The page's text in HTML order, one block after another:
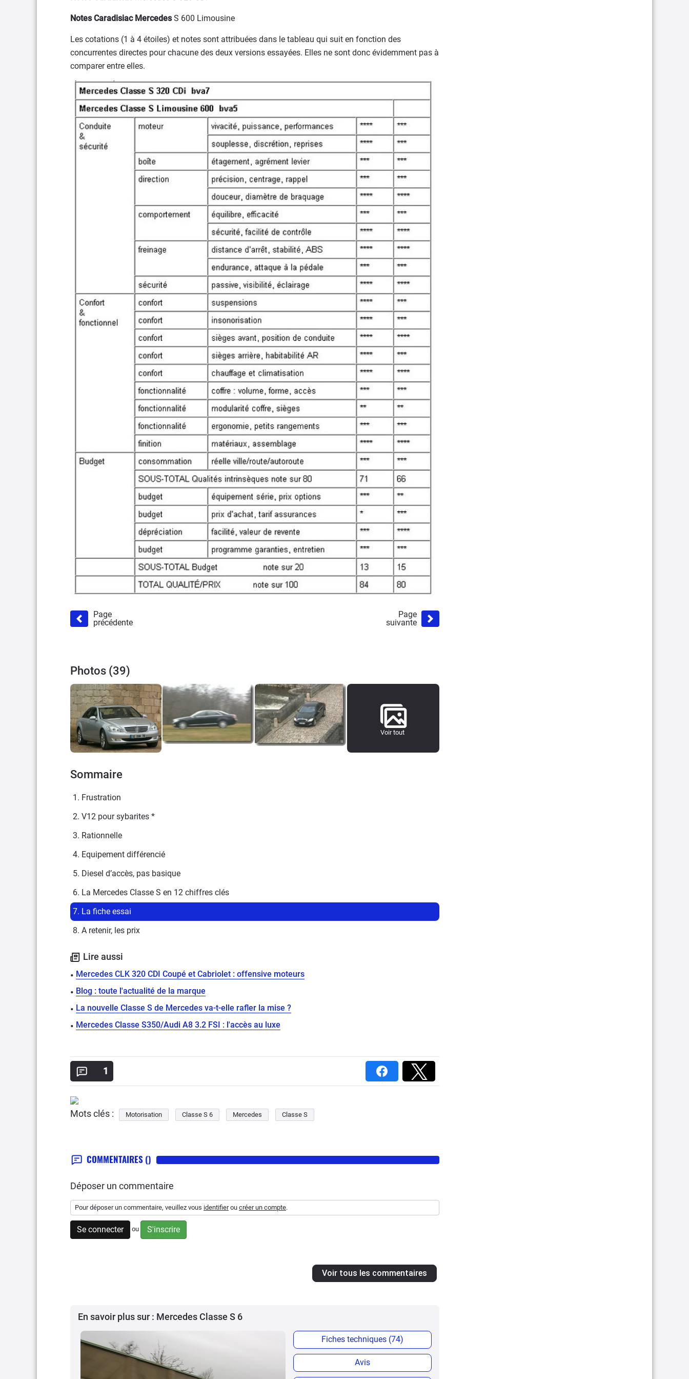
Notes Caradisiac MercedesS 600 Limousine
Les cotations (1 à 4 étoiles) et notes sont attribuées dans le tableau qui suit en fonction des
concurrentes directes pour chacune des deux versions essayées. Elles ne sont donc évidemment pas à
comparer entre elles.
Page
précédente
Page
suivante
Photos (39)
Voir tout
Sommaire
1. Frustration
2. V12 pour sybarites *
3. Rationnelle
4. Equipement différencié
5. Diesel d’accès, pas basique
6. La Mercedes Classe S en 12 chiffres clés
7. La fiche essai
8. A retenir, les prix
Lire aussi
Mercedes CLK 320 CDI Coupé et Cabriolet : offensive moteurs
Blog : toute l'actualité de la marque
La nouvelle Classe S de Mercedes va-t-elle rafler la mise ?
Mercedes Classe S350/Audi A8 3.2 FSI : l'accès au luxe
1
Mots clés : Motorisation Classe S 6 Mercedes Classe S
COMMENTAIRES ()
Déposer un commentaire
Pour déposer un commentaire, veuillez vous identifierou créer un compte.
Se connecter ou S'inscrire
Voir tous les commentaires
En savoir plus sur : Mercedes Classe S 6
Fiches techniques (74)
Avis